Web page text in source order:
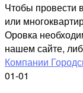
Чтобы провести
или
Оровка
нашем сайте,
Компании
01-01